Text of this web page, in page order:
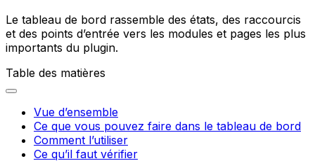
Le tableau de bord rassemble des états, des raccourcis
et des points d’entrée vers les modules et pages les plus
importants du plugin.
Table des matières
Vue d’ensemble
Ce que vous pouvez faire dans le tableau de bord
Comment l’utiliser
Ce qu’il faut vérifier